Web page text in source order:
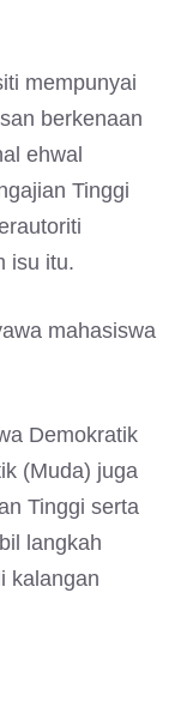
mempunyai
berkenaan
ehwal
Tinggi
isu itu.
mahasiswa
Demokratik
(Muda) juga
Tinggi serta
langkah
kalangan